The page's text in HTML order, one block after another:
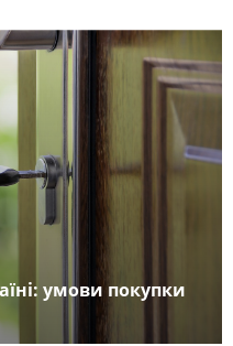
умови покупки